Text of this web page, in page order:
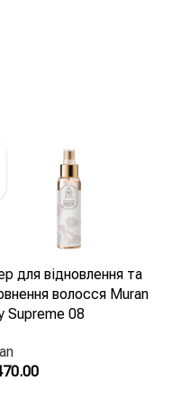
для відновлення та
волосся Muran
Supreme 08